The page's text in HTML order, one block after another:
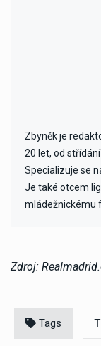
Zbyněk je
20 let, od
Specializuje se
Je také otcem
mládežnickému
Zdroj:
Tags